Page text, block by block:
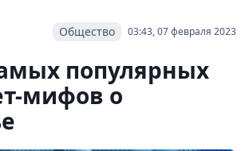
03:43, 07 февраля 2023
Общество
популярных
мифов о